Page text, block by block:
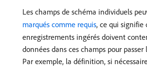
Les champs de schéma individuels
marqués comme requis, ce qui signifie
enregistrements ingérés doivent
données dans ces champs pour
Par exemple, la définition, si